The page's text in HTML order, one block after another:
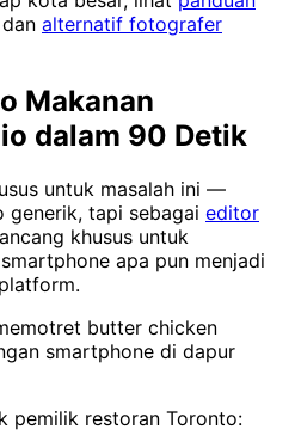
dan alternatif fotografer
Makanan
dalam 90 Detik
untuk masalah ini —
tapi sebagai editor
khusus untuk
apa pun menjadi
butter chicken
smartphone di dapur
pemilik restoran Toronto: